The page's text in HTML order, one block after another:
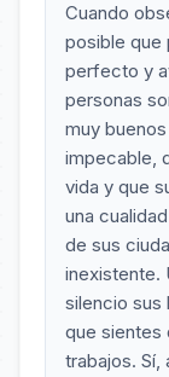
Cuando
posible que
perfecto y
personas
muy
impecable,
vida y que
una
de sus
inexistente.
silencio sus
que sientes
trabajos. Sí,